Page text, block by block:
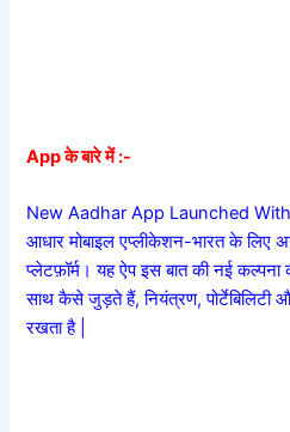
App के बारे में :-
New Aadhar App Launched
आधार मोबाइल एप्लीकेशन-भारत के लिए
प्लेटफ़ॉर्म। यह ऐप इस बात की नई कल्पना
साथ कैसे जुड़ते हैं, नियंत्रण, पोर्टेबिलिटी
रखता है |